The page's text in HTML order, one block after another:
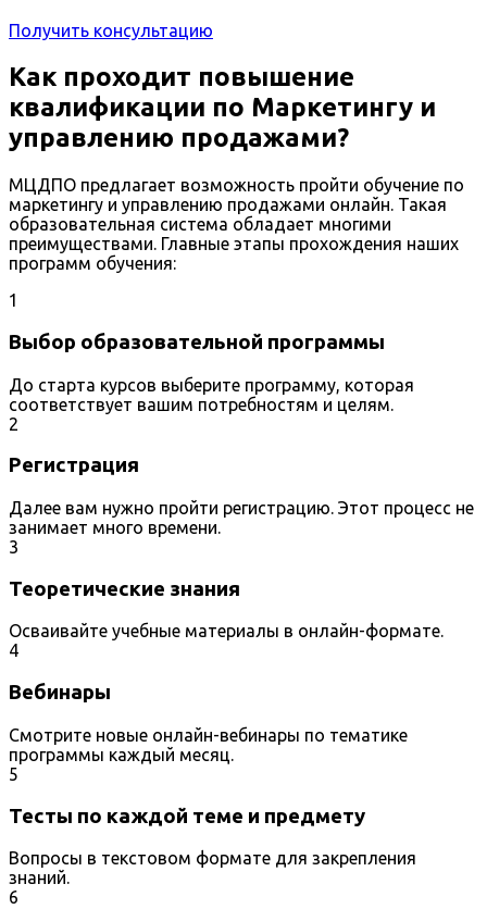
Получить консультацию
Как проходит повышение
квалификации по Маркетингу и
управлению продажами?
МЦДПО предлагает возможность пройти обучение по
маркетингу и управлению продажами онлайн. Такая
образовательная система обладает многими
преимуществами. Главные этапы прохождения наших
программ обучения:
1
Выбор образовательной программы
До старта курсов выберите программу, которая
соответствует вашим потребностям и целям.
2
Регистрация
Далее вам нужно пройти регистрацию. Этот процесс не
занимает много времени.
3
Теоретические знания
Осваивайте учебные материалы в онлайн-формате.
4
Вебинары
Смотрите новые онлайн-вебинары по тематике
программы каждый месяц.
5
Тесты по каждой теме и предмету
Вопросы в текстовом формате для закрепления
знаний.
6